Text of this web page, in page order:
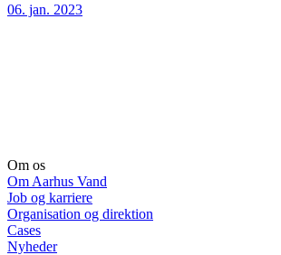
06. jan. 2023
Om os
Om Aarhus Vand
Job og karriere
Organisation og direktion
Cases
Nyheder